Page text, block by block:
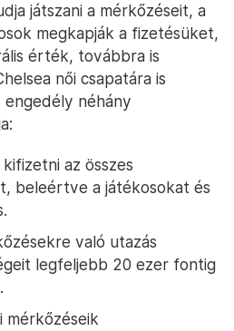
játszani a mérkőzéseit, a
megkapják a fizetésüket,
érték, továbbra is
női csapatára is
néhány
az összes
beleértve a játékosokat és
való utazás
legfeljebb 20 ezer fontig
mérkőzéseik